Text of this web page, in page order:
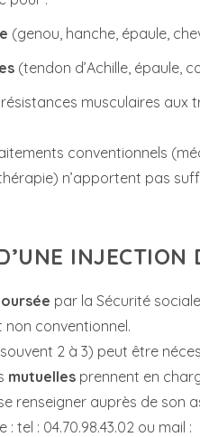
(genou, hanche, épaule,
(tendon d’Achille, épaule,
musculaires aux
conventionnels
n’apportent pas
INJECTION
par la Sécurité
conventionnel.
2 à 3) peut être
mutuelles prennent en
renseigner auprès de son
tel : 04.70.98.43.02 ou mail :